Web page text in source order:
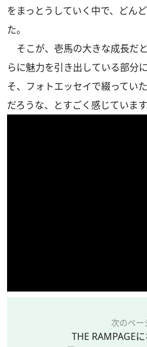
をまっとうしていく中で、どん
た。
そこが、壱馬の大きな成長だ
らに魅力を引き出している部分
そ、フォトエッセイで綴ってい
だろうな、とすごく感じています
次のペー
THE RAMPAGEに